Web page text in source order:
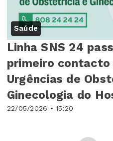
Saúde
22/05/2026 • 15:20
Linha SNS 24
primeiro contacto
Urgências de
Ginecologia do